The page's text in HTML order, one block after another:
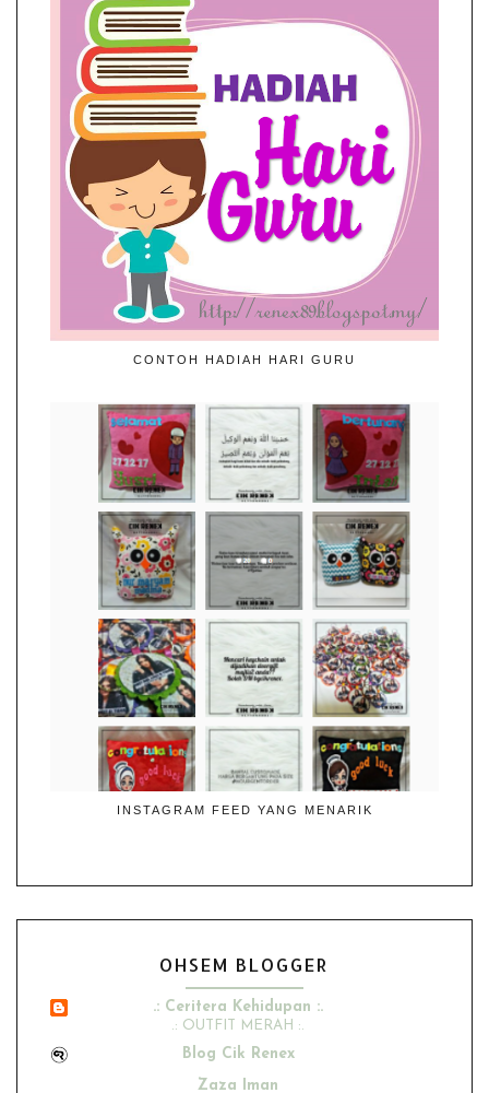
CONTOH HADIAH HARI GURU
INSTAGRAM FEED YANG MENARIK
OHSEM BLOGGER
.: Ceritera Kehidupan :.
.: OUTFIT MERAH :.
Blog Cik Renex
Zaza Iman